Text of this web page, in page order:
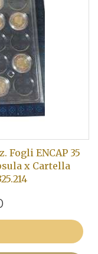
Fogli ENCAP 35
x Cartella